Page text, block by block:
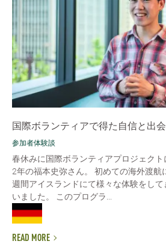
国際ボランティアで得た自信と出
参加者体験談
春休みに国際ボランティアプロジェク
2年の福本史弥さん。 初めての海外渡航
週間アイスランドにて様々な体験をし
いました。 このプログラ...
READ MORE